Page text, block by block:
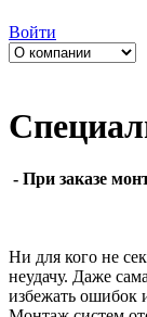
Войти
- При заказе
Ни для кого не
неудачу. Даже
избежать ошибок